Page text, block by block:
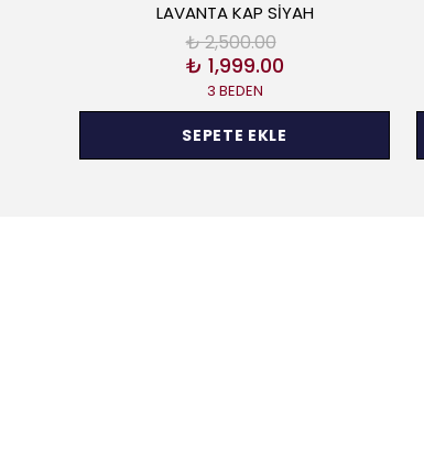
LAVANTA KAP SİYAH
₺ 2,500.00
₺ 1,999.00
3 BEDEN
SEPETE EKLE